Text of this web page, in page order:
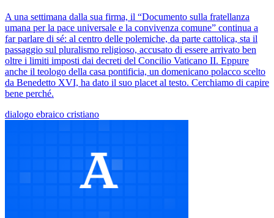
A una settimana dalla sua firma, il “Documento sulla fratellanza
umana per la pace universale e la convivenza comune” continua a
far parlare di sé: al centro delle polemiche, da parte cattolica, sta il
passaggio sul pluralismo religioso, accusato di essere arrivato ben
oltre i limiti imposti dai decreti del Concilio Vaticano II. Eppure
anche il teologo della casa pontificia, un domenicano polacco scelto
da Benedetto XVI, ha dato il suo placet al testo. Cerchiamo di capire
bene perché.
dialogo ebraico cristiano